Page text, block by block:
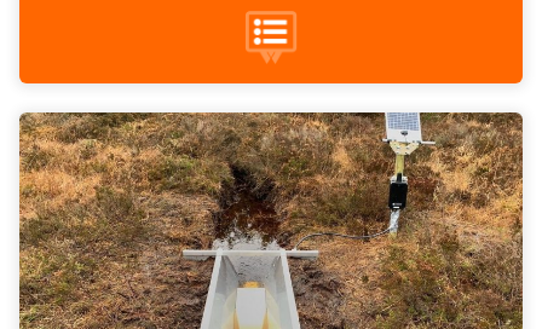
+34 935 900 007
Aforadores RBC Consulta
Por favor completa el formulario, un miembro
de nuestro equipo contactara contigo en
breve
Nombre
*
Email
*